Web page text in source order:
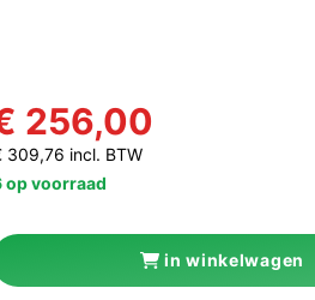
256,00
309,76 incl. BTW
op voorraad
in winkelwagen